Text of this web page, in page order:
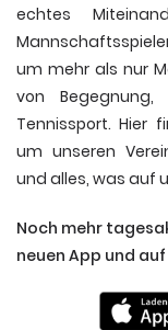
echtes
um mehr als nur
von
Tennissport. Hier
um unseren
und alles, was auf
Noch mehr
neuen App und